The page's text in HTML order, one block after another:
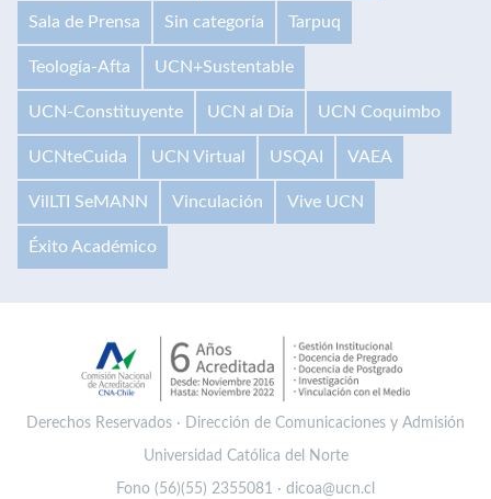
Sala de Prensa Sin categoría Tarpuq
Teología-Afta UCN+Sustentable
UCN-Constituyente UCN al Día UCN Coquimbo
UCNteCuida UCN Virtual USQAI VAEA
VilLTI SeMANN Vinculación Vive UCN
Éxito Académico
Derechos Reservados · Dirección de Comunicaciones y Admisión
Universidad Católica del Norte
Fono (56)(55) 2355081 · dicoa@ucn.cl